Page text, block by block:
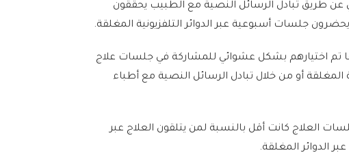
طريق تبادل الرسائل النصية مع الطبيب يحققون
جلسات أسبوعية عبر الدوائر التلفزيونية المغلقة.
الإكلينيكية 850 شخصا بالغا تم اختيارهم بشكل عشوائي للمشاركة في جلسات علاج
أو من خلال تبادل الرسائل النصية مع أطباء
العلاج كانت أقل بالنسبة لمن يتلقون العلاج عبر
الدوائر المغلقة.